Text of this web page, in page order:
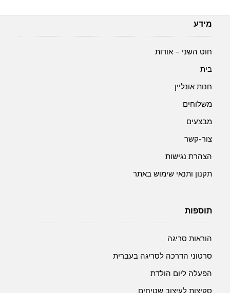
מידע
חוט השני – אודות
בית
חנות אונליין
משלוחים
מבצעים
צור-קשר
הצהרת נגישות
תקנון ותנאי שימוש באתר
תוספות
הוראות סריגה
סרטוני הדרכה לסריגה בעברית
הפעלה ליום הולדת
סקיצות לעיצוב שטיחים